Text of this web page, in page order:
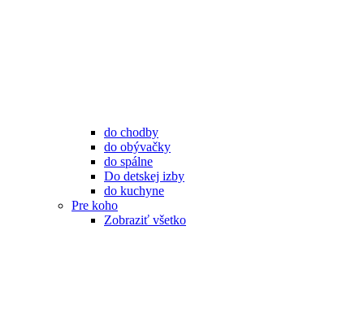
do chodby
do obývačky
do spálne
Do detskej izby
do kuchyne
Pre koho
Zobraziť všetko